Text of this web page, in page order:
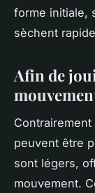
forme initiale,
sèchent
Afin de
peuvent être
sont légers,
mouvement.